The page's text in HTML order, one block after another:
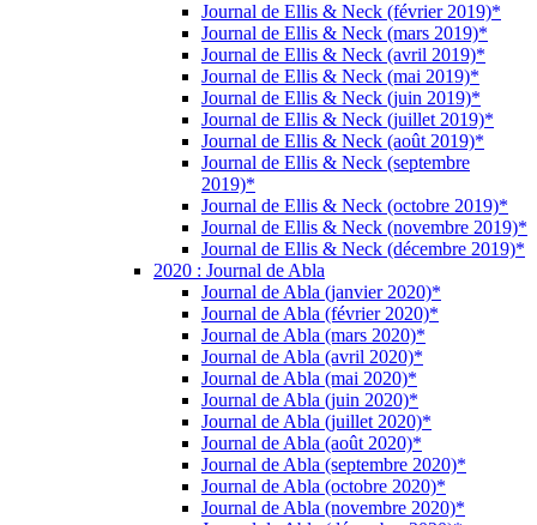
Journal de Ellis & Neck (février 2019)*
Journal de Ellis & Neck (mars 2019)*
Journal de Ellis & Neck (avril 2019)*
Journal de Ellis & Neck (mai 2019)*
Journal de Ellis & Neck (juin 2019)*
Journal de Ellis & Neck (juillet 2019)*
Journal de Ellis & Neck (août 2019)*
Journal de Ellis & Neck (septembre
2019)*
Journal de Ellis & Neck (octobre 2019)*
Journal de Ellis & Neck (novembre 2019)*
Journal de Ellis & Neck (décembre 2019)*
2020 : Journal de Abla
Journal de Abla (janvier 2020)*
Journal de Abla (février 2020)*
Journal de Abla (mars 2020)*
Journal de Abla (avril 2020)*
Journal de Abla (mai 2020)*
Journal de Abla (juin 2020)*
Journal de Abla (juillet 2020)*
Journal de Abla (août 2020)*
Journal de Abla (septembre 2020)*
Journal de Abla (octobre 2020)*
Journal de Abla (novembre 2020)*